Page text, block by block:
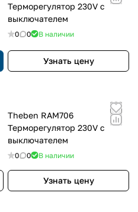
Терморегулятор 230V c
выключателем
0 0 В наличии
Узнать цену
Theben RAM706
Терморегулятор 230V c
выключателем
0 0 В наличии
Узнать цену